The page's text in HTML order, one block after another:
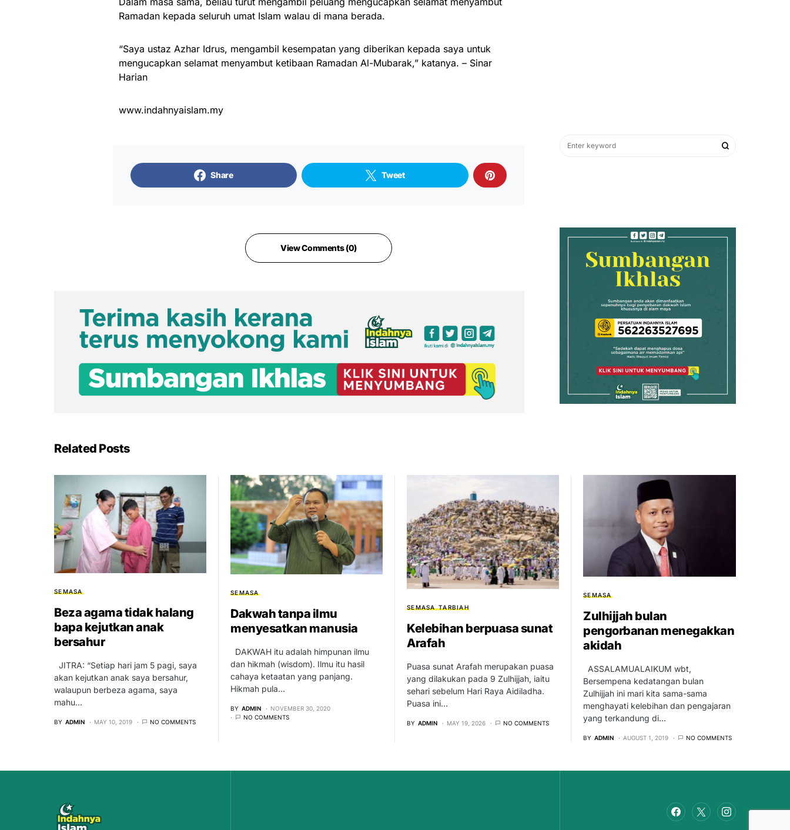
Ramadan kepada seluruh umat Islam walau di mana berada.
“Saya ustaz Azhar Idrus, mengambil kesempatan yang diberikan kepada saya untuk
mengucapkan selamat menyambut ketibaan Ramadan Al-Mubarak,” katanya. – Sinar
Harian
www.indahnyaislam.my
Share Tweet
View Comments (0)
Related Posts
SEMASA
Beza agama tidak halang
bapa kejutkan anak
bersahur
JITRA: “Setiap hari jam 5 pagi, saya
akan kejutkan anak saya bersahur,
walaupun berbeza agama, saya
mahu…
BY ADMIN MAY 10, 2019 NO COMMENTS
SEMASA
Dakwah tanpa ilmu
menyesatkan manusia
DAKWAH itu adalah himpunan ilmu
dan hikmah (wisdom). Ilmu itu hasil
cahaya ketaatan yang panjang.
Hikmah pula…
BY ADMIN
NOVEMBER 30, 2020
NO COMMENTS
SEMASA TARBIAH
Kelebihan berpuasa sunat
Arafah
Puasa sunat Arafah merupakan puasa
yang dilakukan pada 9 Zulhijjah, iaitu
sehari sebelum Hari Raya Aidiladha.
Puasa ini…
BY ADMIN MAY 19, 2026 NO COMMENTS
SEMASA
Zulhijjah bulan
pengorbanan menegakkan
akidah
ASSALAMUALAIKUM wbt,
Bersempena kedatangan bulan
Zulhijjah ini mari kita sama-sama
menghayati kelebihan dan pengajaran
yang terkandung di…
BY ADMIN AUGUST 1, 2019 NO COMMENTS